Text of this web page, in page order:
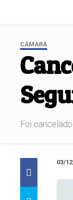
CÂMARA
Foi
03/